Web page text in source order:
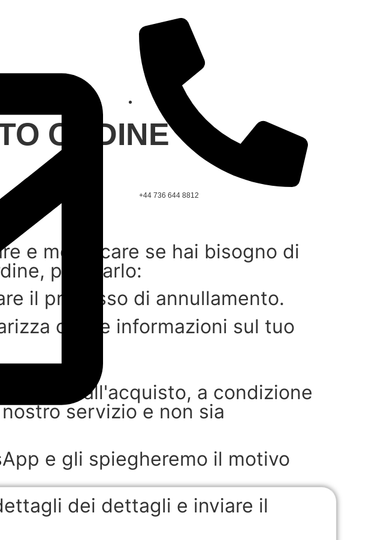
+44 736 644 8812
ORDINE
e modificare se hai bisogno di
puoi farlo:
il processo di annullamento.
con le informazioni sul tuo
giorni dall'acquisto, a condizione
servizio e non sia
e gli spiegheremo il motivo
dei dettagli e inviare il